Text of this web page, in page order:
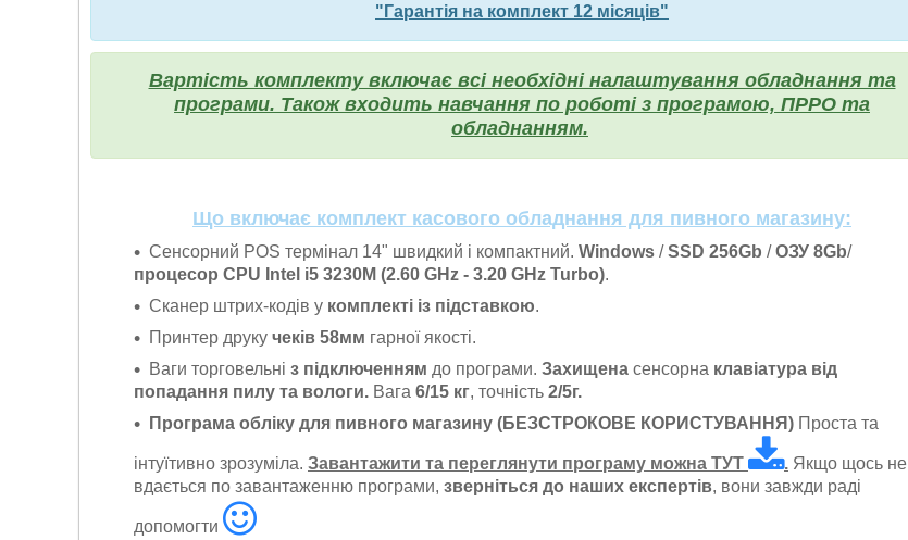
"Гарантія на комплект 12 місяців"
Вартість комплекту включає всі необхідні налаштування обладнання та
програми. Також входить навчання по роботі з програмою, ПРРО та
обладнанням.
Що включає комплект касового обладнання для пивного магазину:
Сенсорний POS термінал 14" швидкий і компактний. Windows /SSD 256Gb /ОЗУ 8Gb/
процесор CPU Intel i5 3230M (2.60 GHz - 3.20 GHz Turbo).
Сканер штрих-кодів у комплекті із підставкою.
Принтер друку чеків 58мм гарної якості.
Ваги торговельні з підключенням до програми. Захищена сенсорна клавіатура від
попадання пилу та вологи. Вага 6/15 кг, точність 2/5г.
Програма обліку для пивного магазину (БЕЗСТРОКОВЕ КОРИСТУВАННЯ) Проста та
інтуїтивно зрозуміла. Завантажити та переглянути програму можна ТУТ . Якщо щось не
вдається по завантаженню програми, зверніться до наших експертів, вони завжди раді
допомогти